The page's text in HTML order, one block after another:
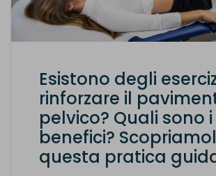
Esistono degli
rinforzare il
pelvico? Quali sono i
benefici?
questa pratica